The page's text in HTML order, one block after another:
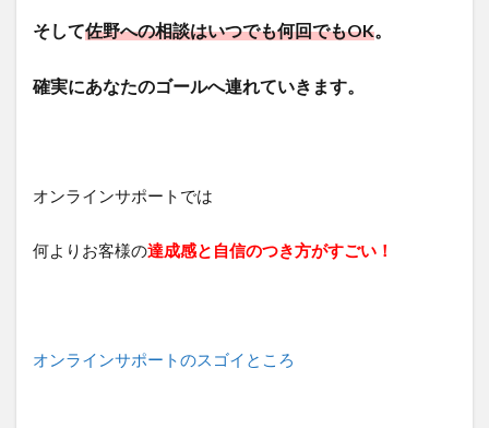
そして佐野への相談はいつでも何回でもOK。
確実にあなたのゴールへ連れていきます。
オンラインサポートでは
何よりお客様の達成感と自信のつき方がすごい！
オンラインサポートのスゴイところ